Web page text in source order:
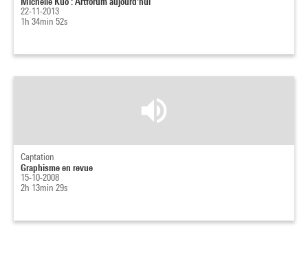
22-11-2013
1h 34min 52s
Captation
Graphisme en revue
15-10-2008
2h 13min 29s